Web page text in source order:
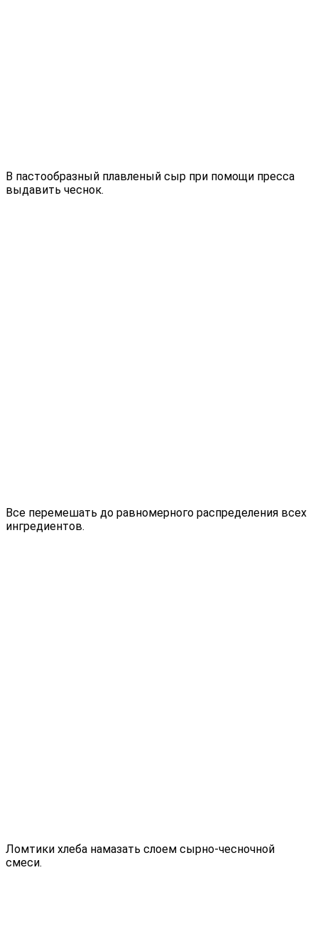
В пастообразный плавленый сыр при помощи пресса
выдавить чеснок.
Все перемешать до равномерного распределения всех
ингредиентов.
Ломтики хлеба намазать слоем сырно-чесночной
смеси.